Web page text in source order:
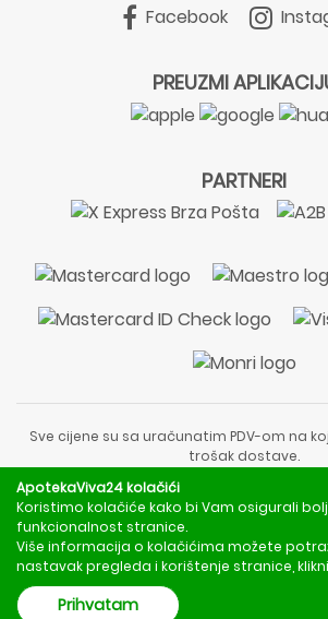
Facebook
PREUZMI
PARTNERI
Sve cijene su sa uračunatim PDV-om na
trošak dostave.
liječnički pregled ili savjet
Za obavijesti o mjerama opreza,
obratite se svom liječniku ili
Copyright © 2020 - 2026 | ApotekaViva24 |
ApotekaViva24 kolačići
Koristimo kolačiće kako bi Vam osigurali
funkcionalnost stranice.
Više informacija o kolačićima možete
nastavak pregleda i korištenje stranice,
Prihvatam